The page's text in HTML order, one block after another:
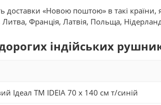
доставки «Новою поштою» в такі країни,
Литва, Франція, Латвія, Польща,
індійських
Ідеал TM IDEIA 70 x 140 см т/синій